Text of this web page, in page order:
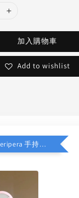
加入購物車
Add to wishlist
$39加價購 // peripera 手持化妝鏡